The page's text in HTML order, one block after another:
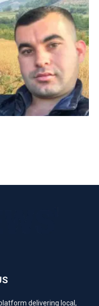
delivering local,